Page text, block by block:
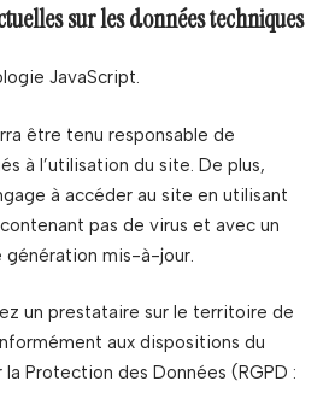
sur les données techniques
JavaScript.
être tenu responsable de
à l’utilisation du site. De plus,
à accéder au site en utilisant
pas de virus et avec un
mis-à-jour.
un prestataire sur le territoire de
aux dispositions du
Protection des Données (RGPD :